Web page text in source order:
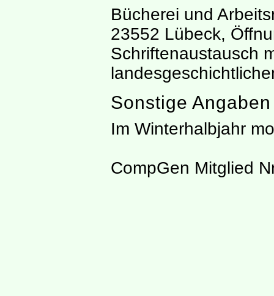
Bücherei und
23552 Lübeck,
Schriftenaustausch
Sonstige Angaben
Im Winterhalbjahr
CompGen Mitglied